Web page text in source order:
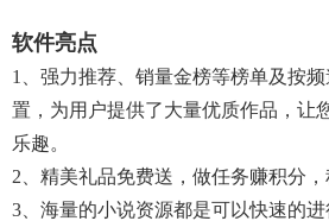
软件亮点
1、强力推荐、销量金榜等榜单及按
置，为用户提供了大量优质作品，让
乐趣。
2、精美礼品免费送，做任务赚积分，
3、海量的小说资源都是可以快速的